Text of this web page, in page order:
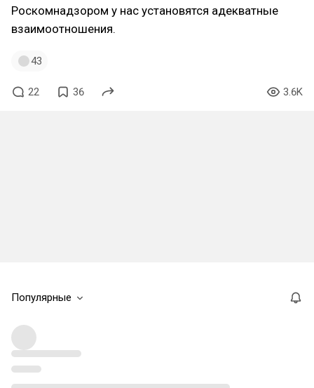
Роскомнадзором у нас установятся адекватные
взаимоотношения.
43
22 36 3.6K
Популярные